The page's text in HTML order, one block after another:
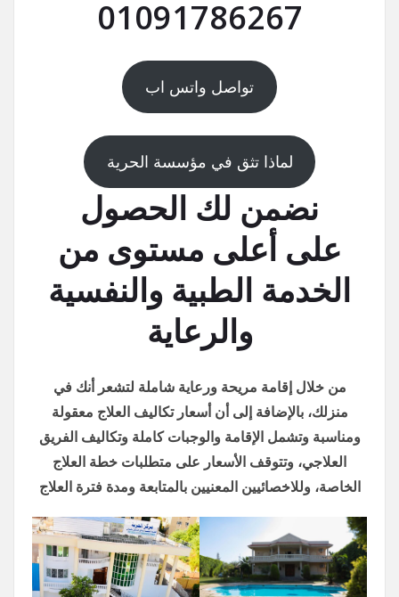
01091786267
تواصل واتس اب
لماذا تثق في مؤسسة الحرية
نضمن لك الحصول
على أعلى مستوى من
الخدمة الطبية والنفسية
والرعاية
من خلال إقامة مريحة ورعاية شاملة لتشعر أنك في
منزلك، بالإضافة إلى أن أسعار تكاليف العلاج معقولة
ومناسبة وتشمل الإقامة والوجبات كاملة وتكاليف الفريق
العلاجي، وتتوقف الأسعار على متطلبات خطة العلاج
الخاصة، وللاخصائيين المعنيين بالمتابعة ومدة فترة العلاج